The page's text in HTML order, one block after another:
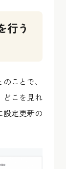
行う
ことで、
どこを見れ
設定更新の